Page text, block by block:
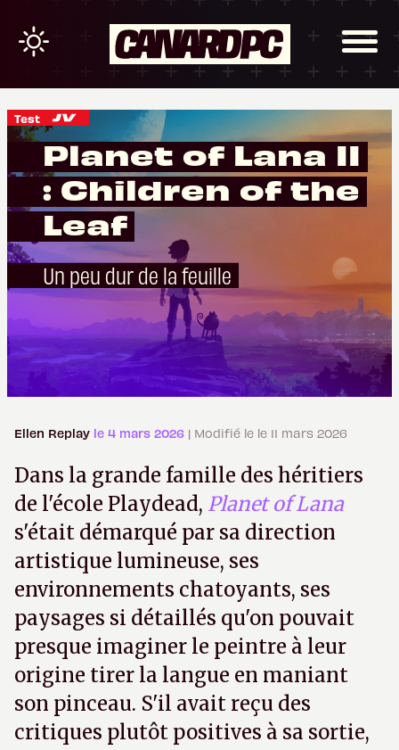
Test
Planet of Lana II
: Children of the
Leaf
Un peu dur de la feuille
Ellen Replay le 4 mars 2026 | Modifié le le 11 mars 2026
Dans la grande famille des héritiers
de l'école Playdead, Planet of Lana
s'était démarqué par sa direction
artistique lumineuse, ses
environnements chatoyants, ses
paysages si détaillés qu'on pouvait
presque imaginer le peintre à leur
origine tirer la langue en maniant
son pinceau. S'il avait reçu des
critiques plutôt positives à sa sortie,